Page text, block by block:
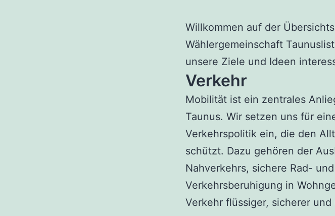
Willkommen auf der
Wählergemeinschaft
unsere Ziele und Ideen
Verkehr
Mobilität ist ein zentrales
Taunus. Wir setzen uns für
Verkehrspolitik ein, die den
schützt. Dazu gehören der
Nahverkehrs, sichere Rad-
Verkehrsberuhigung in
Verkehr flüssiger, sicherer